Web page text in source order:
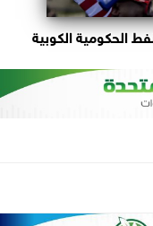
الحكومية الكوبية